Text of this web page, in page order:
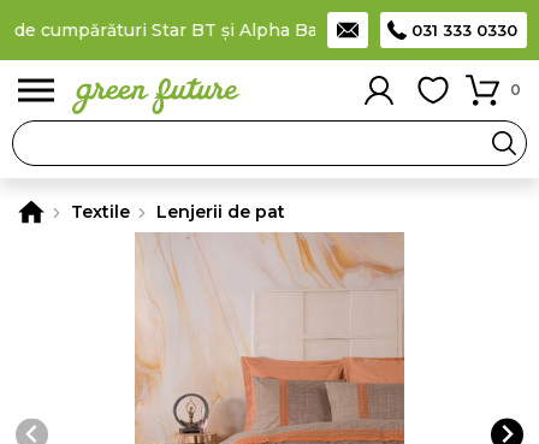
cumpărături Star BT și Alpha Bank Plătești în rateprin
031 333 0330
0
Textile Lenjerii de pat